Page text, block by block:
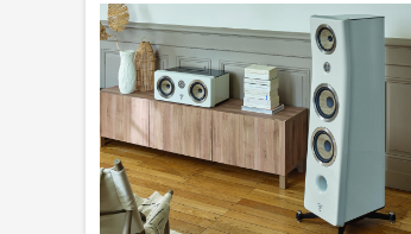
(nhằm ngày Mùng 7 tháng Giêng năm
Bính Ngọ) Thời gian làm việc trở lại:
Ngày 24/02/2026 (nhằm ngày Mùng 8
tháng Giêng năm Bính Ngọ